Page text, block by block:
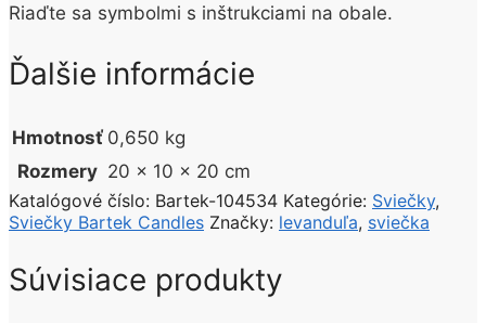
Riaďte sa symbolmi s inštrukciami na obale.
Ďalšie informácie
Hmotnosť 0,650 kg
Rozmery 20 × 10 × 20 cm
Katalógové číslo: Bartek-104534 Kategórie: Sviečky,
Sviečky Bartek Candles Značky: levanduľa, sviečka
Súvisiace produkty